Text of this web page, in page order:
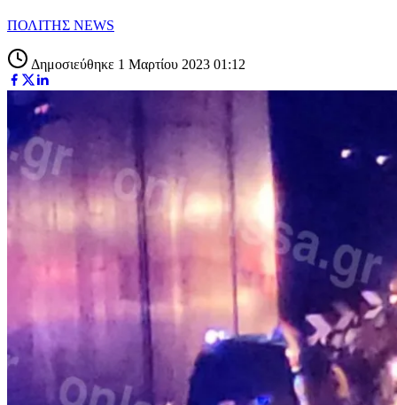
ΠΟΛΙΤΗΣ NEWS
Δημοσιεύθηκε 1 Μαρτίου 2023 01:12